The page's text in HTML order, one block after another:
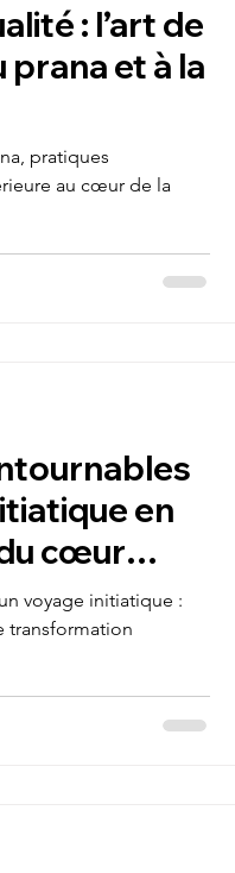
Propérité: l’art de
et à la
pratiques
au cœur de la
en
cœur
voyage initiatique :
transformation